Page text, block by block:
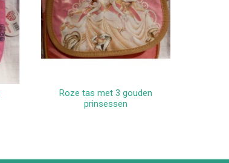
In winkelwagen
Roze tas met 3 gouden
prinsessen